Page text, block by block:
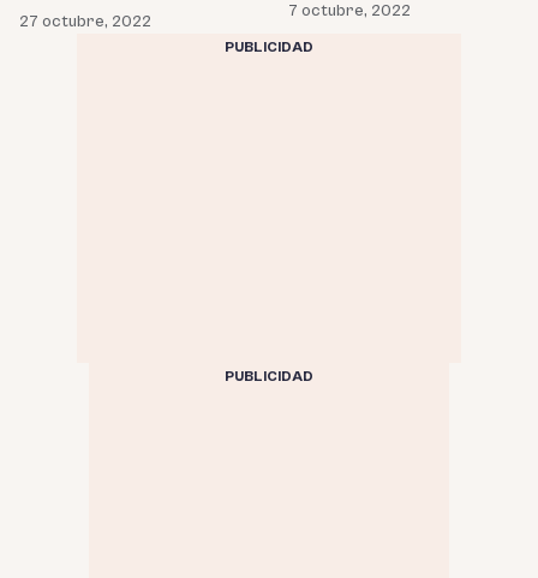
27 octubre, 2022
7 octubre, 2022
PUBLICIDAD
PUBLICIDAD